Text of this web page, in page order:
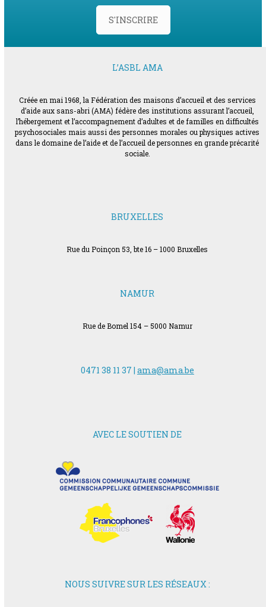
S'INSCRIRE
L’ASBL AMA
Créée en mai 1968, la Fédération des maisons d’accueil et des services
d’aide aux sans-abri (AMA) fédère des institutions assurant l’accueil,
l’hébergement et l’accompagnement d’adultes et de familles en difficultés
psychosociales mais aussi des personnes morales ou physiques actives
dans le domaine de l’aide et de l’accueil de personnes en grande précarité
sociale.
BRUXELLES
Rue du Poinçon 53, bte 16 – 1000 Bruxelles
NAMUR
Rue de Bomel 154 – 5000 Namur
0471 38 11 37 | ama@ama.be
AVEC LE SOUTIEN DE
NOUS SUIVRE SUR LES RÉSEAUX :